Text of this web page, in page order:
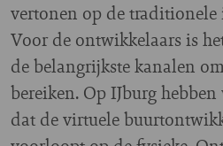
vertonen op de
Voor de ontwikkelaars is
de belangrijkste kanalen
bereiken. Op IJburg
dat de virtuele